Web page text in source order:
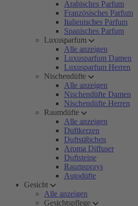
Arabisches Parfum
Französisches Parfum
Italienisches Parfum
Spanisches Parfum
Luxusparfum
Alle anzeigen
Luxusparfum Damen
Luxusparfum Herren
Nischendüfte
Alle anzeigen
Nischendüfte Damen
Nischendüfte Herren
Raumdüfte
Alle anzeigen
Duftkerzen
Duftstäbchen
Aroma Diffuser
Duftsteine
Raumsprays
Autodüfte
Gesicht
Alle anzeigen
Gesichtspflege